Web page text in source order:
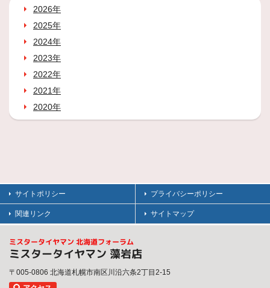
2026年
2025年
2024年
2023年
2022年
2021年
2020年
サイトポリシー プライバシーポリシー
関連リンク サイトマップ
ミスタータイヤマン 北海道フォーラム
ミスタータイヤマン 藻岩店
〒005-0806 北海道札幌市南区川沿六条2丁目2-15